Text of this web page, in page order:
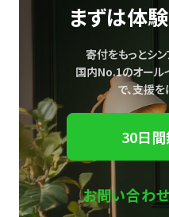
まずは体験
寄付をもっとシン
国内No.1のオール
で、支援を
30日
お問い合わ